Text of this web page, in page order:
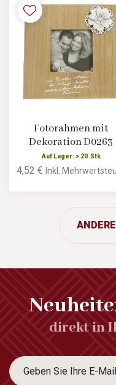
Fotorahmen mit
Dekoration D0263
Auf Lager: > 20 Stk
4,52 €Inkl.
direkt in